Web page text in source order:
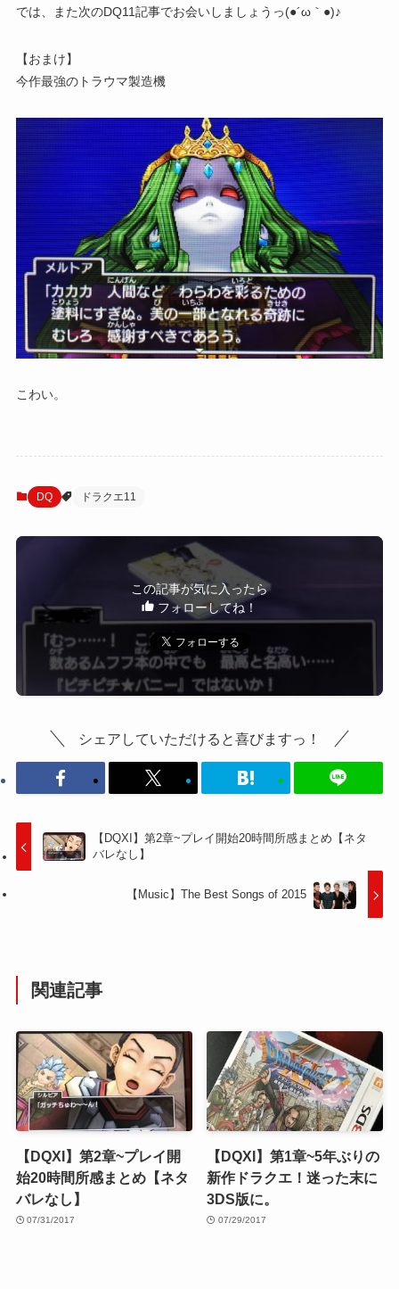
では、また次のDQ11記事でお会いしましょうっ(●´ω｀●)♪
【おまけ】
今作最強のトラウマ製造機
こわい。
DQ ドラクエ11
この記事が気に入ったら
フォローしてね！
シェアしていただけると喜びますっ！
【DQXI】第2章~プレイ開始20時間所感まとめ【ネタ
バレなし】
【Music】The Best Songs of 2015
関連記事
【DQXI】第2章~プレイ開
始20時間所感まとめ【ネタ
バレなし】
07/31/2017
【DQXI】第1章~5年ぶりの
新作ドラクエ！迷った末に
3DS版に。
07/29/2017